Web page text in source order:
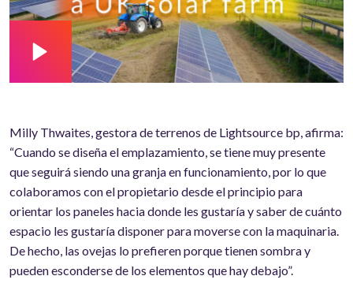
Milly Thwaites, gestora de terrenos de Lightsource bp, afirma:
“Cuando se diseña el emplazamiento, se tiene muy presente
que seguirá siendo una granja en funcionamiento, por lo que
colaboramos con el propietario desde el principio para
orientar los paneles hacia donde les gustaría y saber de cuánto
espacio les gustaría disponer para moverse con la maquinaria.
De hecho, las ovejas lo prefieren porque tienen sombra y
pueden esconderse de los elementos que hay debajo”.